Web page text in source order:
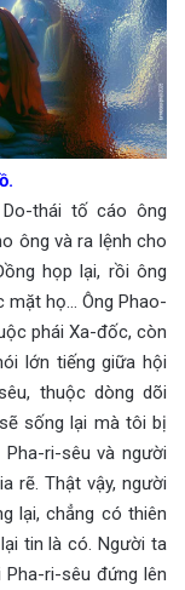
thái tố cáo ông
ông và ra lệnh cho
họp lại, rồi ông
họ… Ông Phao-
phái Xa-đốc, còn
lớn tiếng giữa hội
thuộc dòng dõi
sống lại mà tôi bị
ri-sêu và người
rẽ. Thật vậy, người
lại, chẳng có thiên
tin là có. Người ta
ri-sêu đứng lên